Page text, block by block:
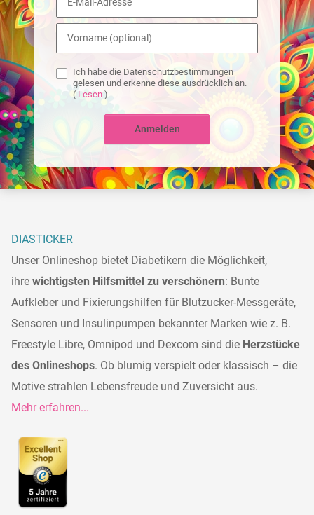
Ich habe die Datenschutzbestimmungen
gelesen und erkenne diese ausdrücklich an.
( Lesen )
Anmelden
DIASTICKER
Unser Onlineshop bietet Diabetikern die Möglichkeit,
ihre wichtigsten Hilfsmittel zu verschönern: Bunte
Aufkleber und Fixierungshilfen für Blutzucker-Messgeräte,
Sensoren und Insulinpumpen bekannter Marken wie z. B.
Freestyle Libre, Omnipod und Dexcom sind die Herzstücke
des Onlineshops. Ob blumig verspielt oder klassisch – die
Motive strahlen Lebensfreude und Zuversicht aus.
Mehr erfahren...